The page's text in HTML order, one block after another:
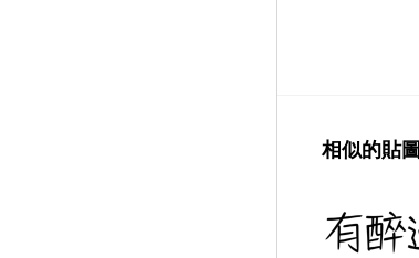
相似的貼圖